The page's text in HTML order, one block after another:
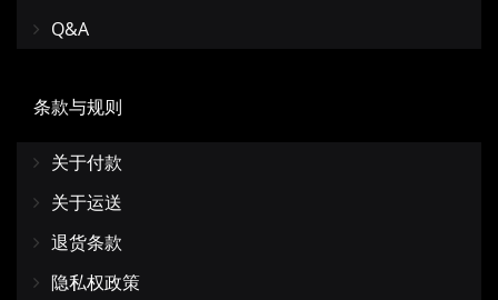
Q&A
条款与规则
关于付款
关于运送
退货条款
隐私权政策